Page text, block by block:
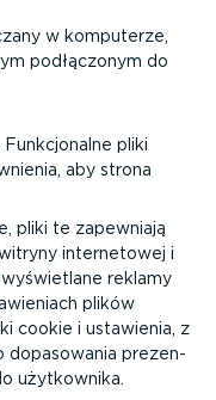
w komputerze,
podłączonym do
pliki
aby strona
pliki te zapewniają
inter­ne­towej i
reklamy
plików
cookie i ustawienia, z
dopasowania prezen­
użytkownika.